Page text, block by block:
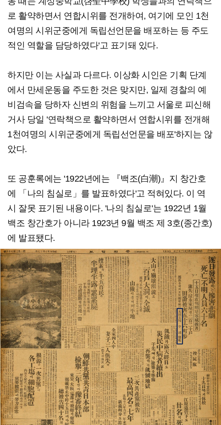
로 활약하면서 연합시위를 전개하여, 여기에 모인 1천
여명의 시위군중에게 독립선언문을 배포하는 등 주도
적인 역할을 담당하였다'고 표기돼 있다.
하지만 이는 사실과 다르다. 이상화 시인은 기획 단계
에서 만세운동을 주도한 것은 맞지만, 일제 경찰의 예
비검속을 당하자 신변의 위험을 느끼고 서울로 피신해
거사 당일 '연락책으로 활약하면서 연합시위를 전개해
1천여명의 시위군중에게 독립선언문을 배포'하지는 않
았다.
또 공훈록에는 '1922년에는 『백조(白潮)』지 창간호
에 「나의 침실로」를 발표하였다'고 적혀있다. 이 역
시 잘못 표기된 내용이다. '나의 침실로'는 1922년 1월
백조 창간호가 아니라 1923년 9월 백조 제 3호(종간호)
에 발표됐다.